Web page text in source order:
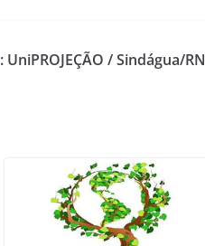
UniPROJEÇÃO / Sindágua/RN